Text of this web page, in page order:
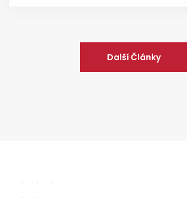
Další Články